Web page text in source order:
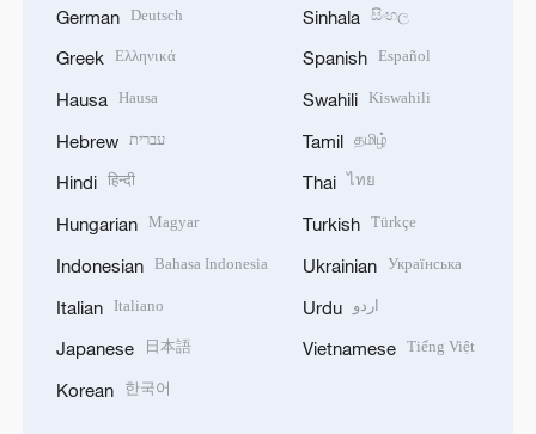
German Deutsch
Greek Ελληνικά
Hausa Hausa
Hebrew עברית
Hindi हिन्दी
Hungarian Magyar
Indonesian Bahasa Indonesia
Italian Italiano
Japanese 日本語
Korean 한국어
Sinhala සිංහල
Spanish Español
Swahili Kiswahili
Tamil தமிழ்
Thai ไทย
Turkish Türkçe
Ukrainian Українська
Urdu اردو
Vietnamese Tiếng Việt